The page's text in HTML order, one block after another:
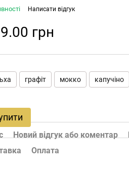
Написати відгук
грн
графіт мокко капучіно
Новий відгук або коментар
Оплата